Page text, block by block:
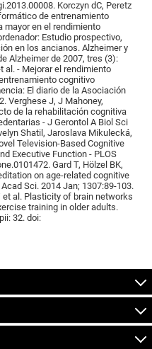
Korczyn dC, Peretz
de entrenamiento
mayor en el rendimiento
Estudio prospectivo,
en los ancianos. Alzheimer y
Alzheimer de 2007, tres (3):
al. - Mejorar el rendimiento
cognitivo
El diario de la Asociación
Verghese J, J Mahoney,
de la rehabilitación cognitiva
- J Gerontol A Biol Sci
Shatil, Jaroslava Mikulecká,
Television-Based Cognitive
Executive Function - PLOS
Gard T, Hölzel BK,
on age-related cognitive
Sci. 2014 Jan; 1307:89-103.
al. Plasticity of brain networks
training in older adults.
32. doi: